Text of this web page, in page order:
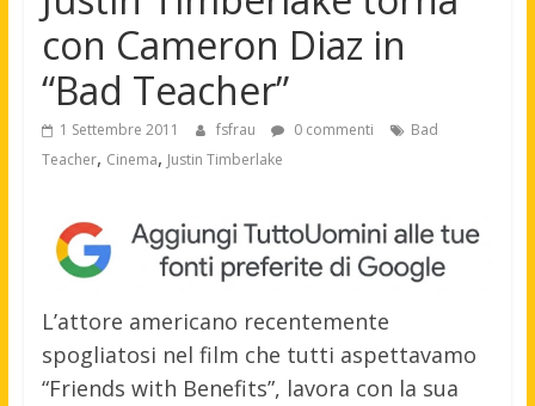
con Cameron Diaz in
“Bad Teacher”
1 Settembre 2011 fsfrau 0 commenti
Bad
Teacher, Cinema, Justin Timberlake
L’attore americano recentemente
spogliatosi nel film che tutti aspettavamo
“Friends with Benefits”, lavora con la sua